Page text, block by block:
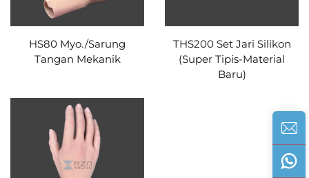
HS80 Myo./Sarung
Tangan Mekanik
THS200 Set Jari Silikon
(Super Tipis-Material
Baru)